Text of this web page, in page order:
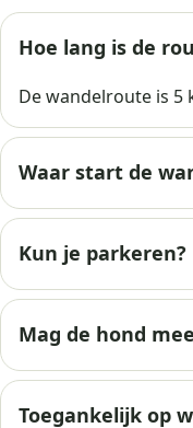
Hoe lang is de
De wandelroute is 5
Waar start de
Kun je parkeren?
Mag de hond
Toegankelijk op